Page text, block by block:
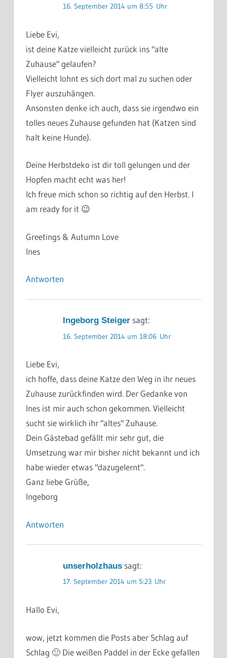
16. September 2014 um 8:55 Uhr
Liebe Evi,
ist deine Katze vielleicht zurück ins "alte
Zuhause" gelaufen?
Vielleicht lohnt es sich dort mal zu suchen oder
Flyer auszuhängen.
Ansonsten denke ich auch, dass sie irgendwo ein
tolles neues Zuhause gefunden hat (Katzen sind
halt keine Hunde).
Deine Herbstdeko ist dir toll gelungen und der
Hopfen macht echt was her!
Ich freue mich schon so richtig auf den Herbst. I
am ready for it 😉
Greetings & Autumn Love
Ines
Antworten
Ingeborg Steiger sagt:
16. September 2014 um 18:06 Uhr
Liebe Evi,
ich hoffe, dass deine Katze den Weg in ihr neues
Zuhause zurückfinden wird. Der Gedanke von
Ines ist mir auch schon gekommen. Vielleicht
sucht sie wirklich ihr "altes" Zuhause.
Dein Gästebad gefällt mir sehr gut, die
Umsetzung war mir bisher nicht bekannt und ich
habe wieder etwas "dazugelernt".
Ganz liebe Grüße,
Ingeborg
Antworten
unserholzhaus sagt:
17. September 2014 um 5:23 Uhr
Hallo Evi,
wow, jetzt kommen die Posts aber Schlag auf
Schlag 🙂 Die weißen Paddel in der Ecke gefallen